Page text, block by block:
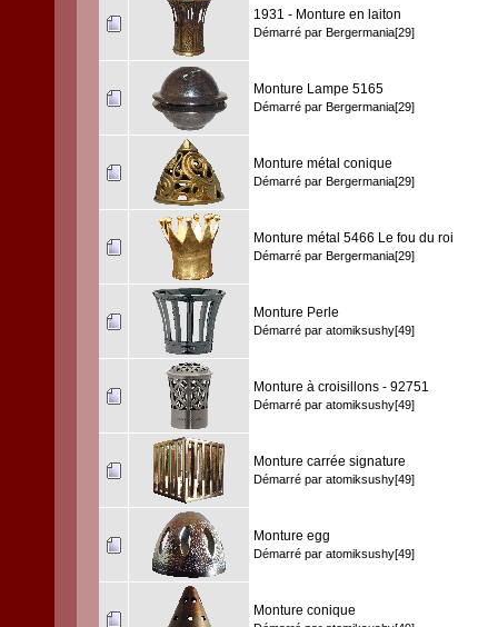
1931 - Monture en laiton
Démarré par Bergermania[29]
Monture Lampe 5165
Démarré par Bergermania[29]
Monture métal conique
Démarré par Bergermania[29]
Monture métal 5466 Le fou du roi
Démarré par Bergermania[29]
Monture Perle
Démarré par atomiksushy[49]
Monture à croisillons - 92751
Démarré par atomiksushy[49]
Monture carrée signature
Démarré par atomiksushy[49]
Monture egg
Démarré par atomiksushy[49]
Monture conique